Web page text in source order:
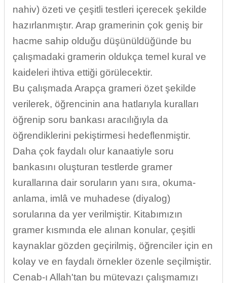
nahiv) özeti ve çeşitli testleri içerecek şekilde
hazırlanmıştır. Arap gramerinin çok geniş bir
hacme sahip olduğu düşünüldüğünde bu
çalışmadaki gramerin oldukça temel kural ve
kaideleri ihtiva ettiği görülecektir.
Bu çalışmada Arapça grameri özet şekilde
verilerek, öğrencinin ana hatlarıyla kuralları
öğrenip soru bankası aracılığıyla da
öğrendiklerini pekiştirmesi hedeflenmiştir.
Daha çok faydalı olur kanaatiyle soru
bankasını oluşturan testlerde gramer
kurallarına dair soruların yanı sıra, okuma-
anlama, imlâ ve muhadese (diyalog)
sorularına da yer verilmiştir. Kitabımızın
gramer kısmında ele alınan konular, çeşitli
kaynaklar gözden geçirilmiş, öğrenciler için en
kolay ve en faydalı örnekler özenle seçilmiştir.
Cenab-ı Allah'tan bu mütevazı çalışmamızı